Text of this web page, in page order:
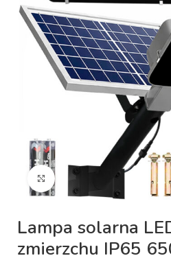
Kliknij aby powiększyć
Lampa solarna
zmierzchu IP65